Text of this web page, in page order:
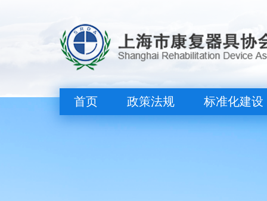
首页 政策法规 标准化建设